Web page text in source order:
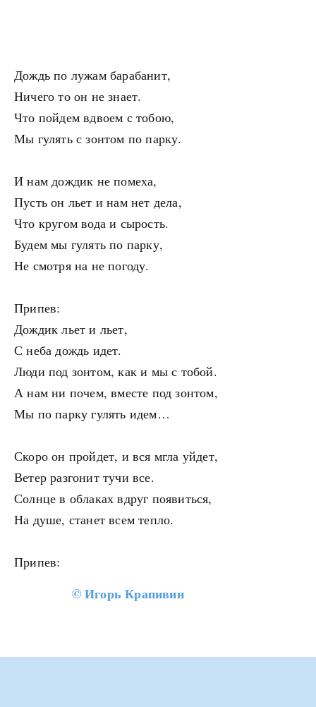
Дождь по лужам барабанит,
Ничего то он не знает.
Что пойдем вдвоем с тобою,
Мы гулять с зонтом по парку.
И нам дождик не помеха,
Пусть он льет и нам нет дела,
Что кругом вода и сырость.
Будем мы гулять по парку,
Не смотря на не погоду.
Припев:
Дождик льет и льет,
С неба дождь идет.
Люди под зонтом, как и мы с тобой.
А нам ни почем, вместе под зонтом,
Мы по парку гулять идем…
Скоро он пройдет, и вся мгла уйдет,
Ветер разгонит тучи все.
Солнце в облаках вдруг появиться,
На душе, станет всем тепло.
Припев:
©Игорь Крапивин